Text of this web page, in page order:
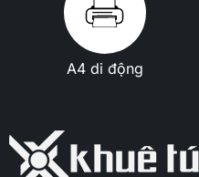
A4 di động